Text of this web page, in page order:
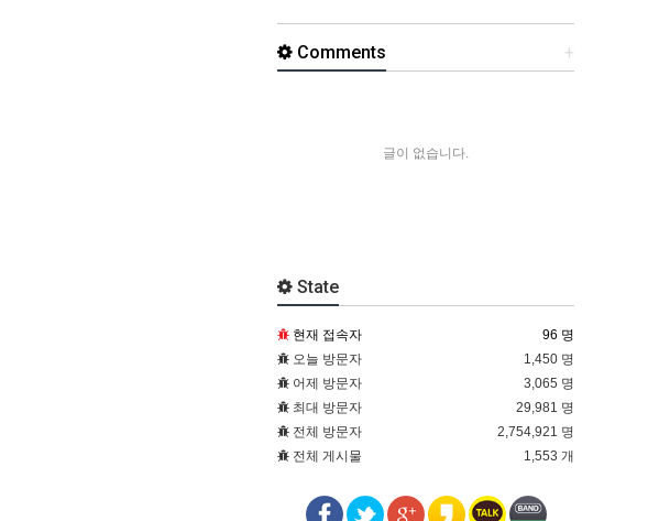
+
Comments
글이 없습니다.
State
현재 접속자
96 명
오늘 방문자
1,450 명
어제 방문자
3,065 명
최대 방문자
29,981 명
전체 방문자
2,754,921 명
전체 게시물
1,553 개